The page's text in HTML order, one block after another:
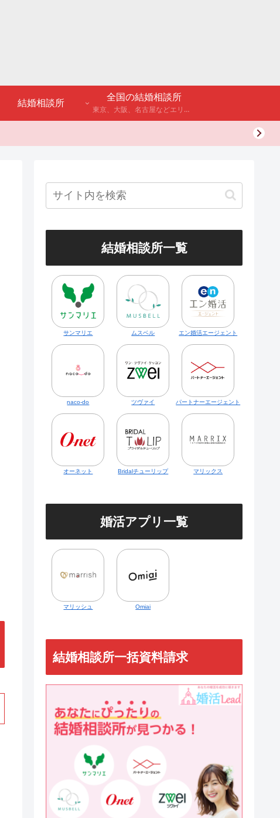
結婚相談所
全国の結婚相談所
東京、大阪、名古屋などエリア別のアンケート調査や結婚相談所・婚活パーティーの体験談などを公開。
結婚相談所一覧
サンマリエ ムスベル エン婚活エージェント
naco-do ツヴァイ パートナーエージェント
オーネット Bridalチューリップ マリックス
婚活アプリ一覧
マリッシュ Omiai
結婚相談所一括資料請求